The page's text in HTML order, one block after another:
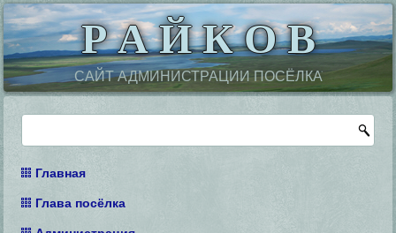
Р А Й К О В
САЙТ АДМИНИСТРАЦИИ ПОСЁЛКА
Главная
Глава посёлка